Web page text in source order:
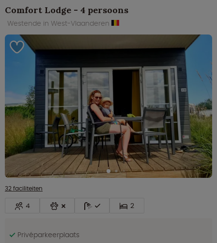
Comfort Lodge - 4 persoons
Westende in West-Vlaanderen
32 faciliteiten
4 2
Privéparkeerplaats